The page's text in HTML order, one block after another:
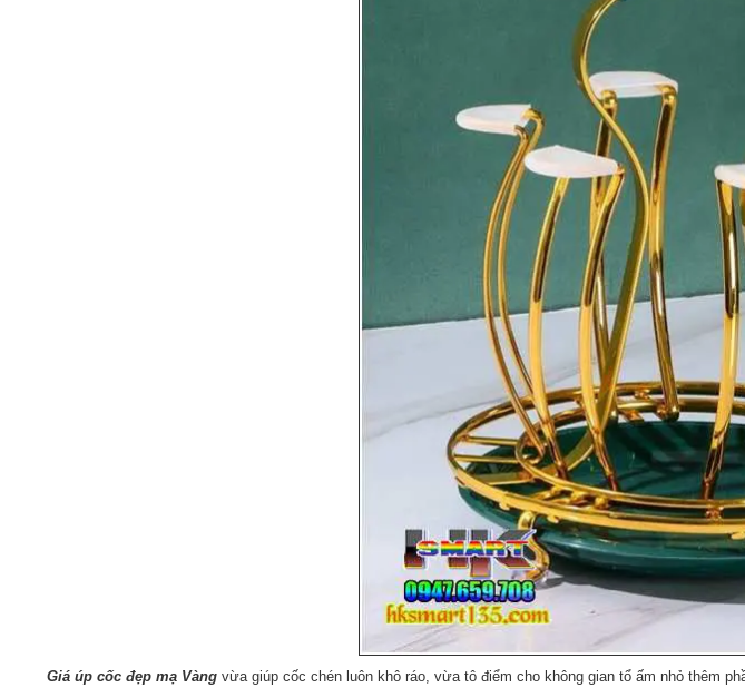
Giá úp cốc đẹp mạ Vàngvừa giúp cốc chén luôn khô ráo, vừa tô điểm cho không gian tổ ấm nhỏ thêm